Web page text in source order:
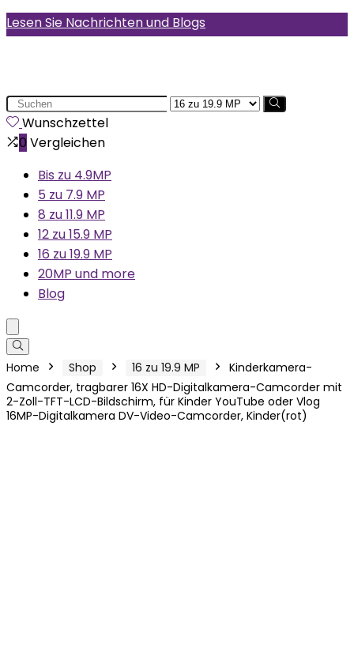
Lesen Sie Nachrichten und Blogs
Search
for:Wunschzettel
0 Vergleichen
Bis zu 4.9MP
5 zu 7.9 MP
8 zu 11.9 MP
12 zu 15.9 MP
16 zu 19.9 MP
20MP und more
Blog
Home Shop 16 zu 19.9 MP
Kinderkamera-
Camcorder, tragbarer 16X HD-Digitalkamera-Camcorder mit
2-Zoll-TFT-LCD-Bildschirm, für Kinder YouTube oder Vlog
16MP-Digitalkamera DV-Video-Camcorder, Kinder(rot)